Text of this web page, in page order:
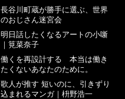
長谷川町蔵が勝手に選ぶ、世界
のおじさん迷宮会
明日話したくなるアートの小噺
｜筧菜奈子
働くを再設計する 本当は働き
たくないあなたのために。
歌人が推す 短いのに、引きずり
込まれるマンガ｜枡野浩一